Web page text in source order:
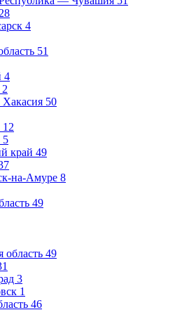
28
4
51
4
2
Хакасия 50
12
5
край 49
на-Амуре 8
49
область 49
3
1
46